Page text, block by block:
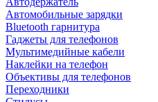
Автомобильные зарядки
Bluetooth гарнитура
Гаджеты для телефонов
Мультимедийные кабели
Наклейки на телефон
Объективы для телефонов
Переходники